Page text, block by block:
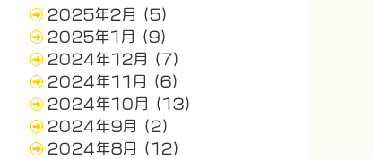
2025年2月
(5)
2025年1月
(9)
2024年12月
(7)
2024年11月
(6)
2024年10月
(13)
2024年9月
(2)
2024年8月
(12)